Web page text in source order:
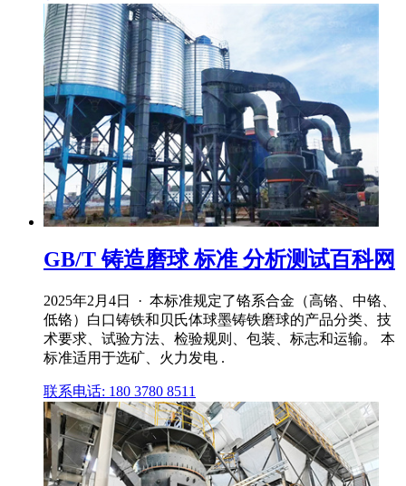
GB/T 铸造磨球 标准 分析测试百科网
2025年2月4日 · 本标准规定了铬系合金（高铬、中铬、
低铬）白口铸铁和贝氏体球墨铸铁磨球的产品分类、技
术要求、试验方法、检验规则、包装、标志和运输。 本
标准适用于选矿、火力发电 .
联系电话: 180 3780 8511